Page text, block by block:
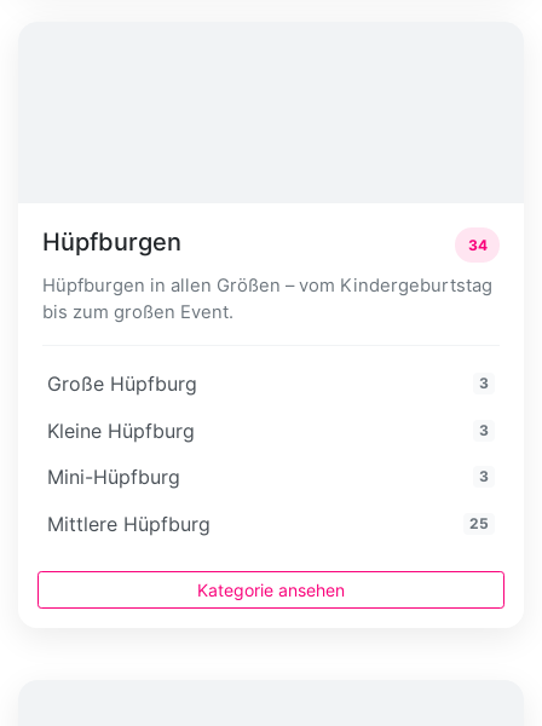
Hüpfburgen 34
Hüpfburgen in allen Größen – vom Kindergeburtstag
bis zum großen Event.
Große Hüpfburg 3
Kleine Hüpfburg 3
Mini-Hüpfburg 3
Mittlere Hüpfburg 25
Kategorie ansehen